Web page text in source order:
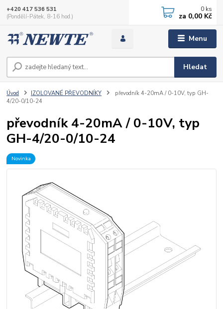
Menu
Hledat
+420 417 536 531
(Pondělí-Pátek, 8-16 hod.)
0 ks
za 0,00 Kč
Úvod IZOLOVANÉ PŘEVODNÍKY
převodník 4-20mA / 0-10V, typ GH-
4/20-0/10-24
převodník 4-20mA / 0-10V, typ
GH-4/20-0/10-24
Novinka